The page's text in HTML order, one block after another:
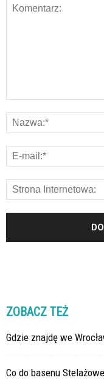
ZOBACZ TEŻ
Gdzie znajdę we
Co do basenu